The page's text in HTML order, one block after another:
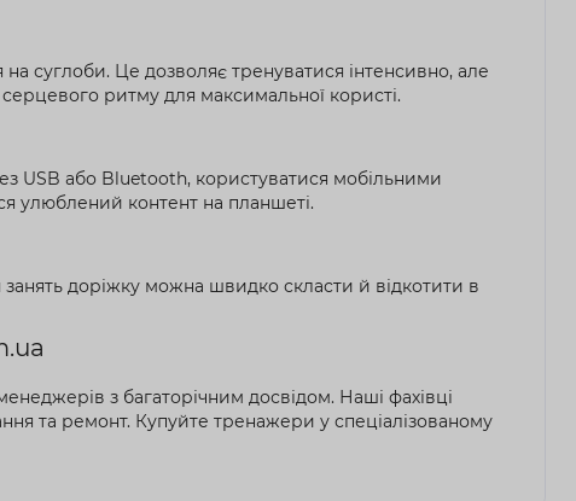
суглоби. Це дозволяє тренуватися інтенсивно, але
ритму для максимальної користі.
USB або Bluetooth, користуватися мобільними
улюблений контент на планшеті.
доріжку можна швидко скласти й відкотити в
з багаторічним досвідом. Наші фахівці
та ремонт. Купуйте тренажери у спеціалізованому